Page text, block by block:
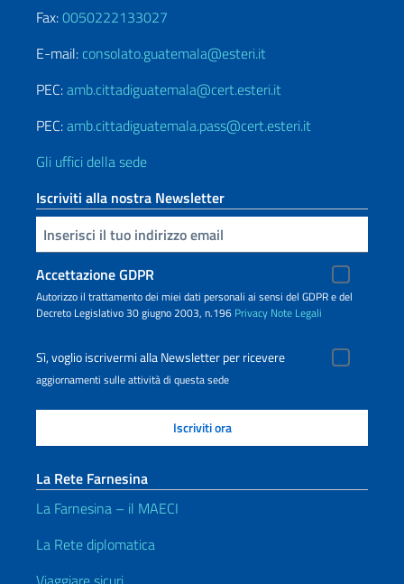
Fax:0050222133027
E-mail: consolato.guatemala@esteri.it
PEC:amb.cittadiguatemala@cert.esteri.it
PEC:amb.cittadiguatemala.pass@cert.esteri.it
Gli uffici della sede
Iscriviti alla nostra Newsletter
Inserisci la tua email
Accettazione GDPR
Autorizzo il trattamento dei miei dati personali ai sensi del GDPR e del
Decreto Legislativo 30 giugno 2003, n.196 Privacy Note Legali
Sì, voglio iscrivermi alla Newsletter per ricevere
aggiornamenti sulle attività di questa sede
La Rete Farnesina
La Farnesina – il MAECI
La Rete diplomatica